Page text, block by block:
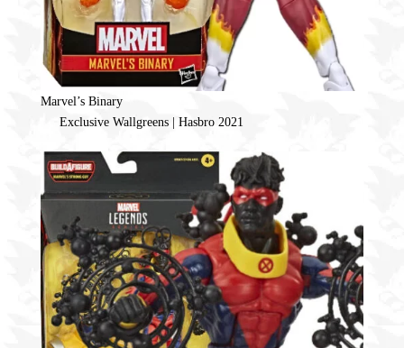
Marvel’s Binary
Exclusive Wallgreens | Hasbro 2021